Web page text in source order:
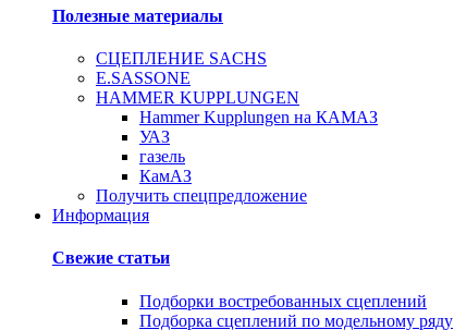
Полезные материалы
СЦЕПЛЕНИЕ SACHS
E.SASSONE
HAMMER KUPPLUNGEN
Hammer Kupplungen на КАМАЗ
УАЗ
газель
КамАЗ
Получить спецпредложение
Информация
Свежие статьи
Подборки востребованных сцеплений
Подборка сцеплений по модельному ряду